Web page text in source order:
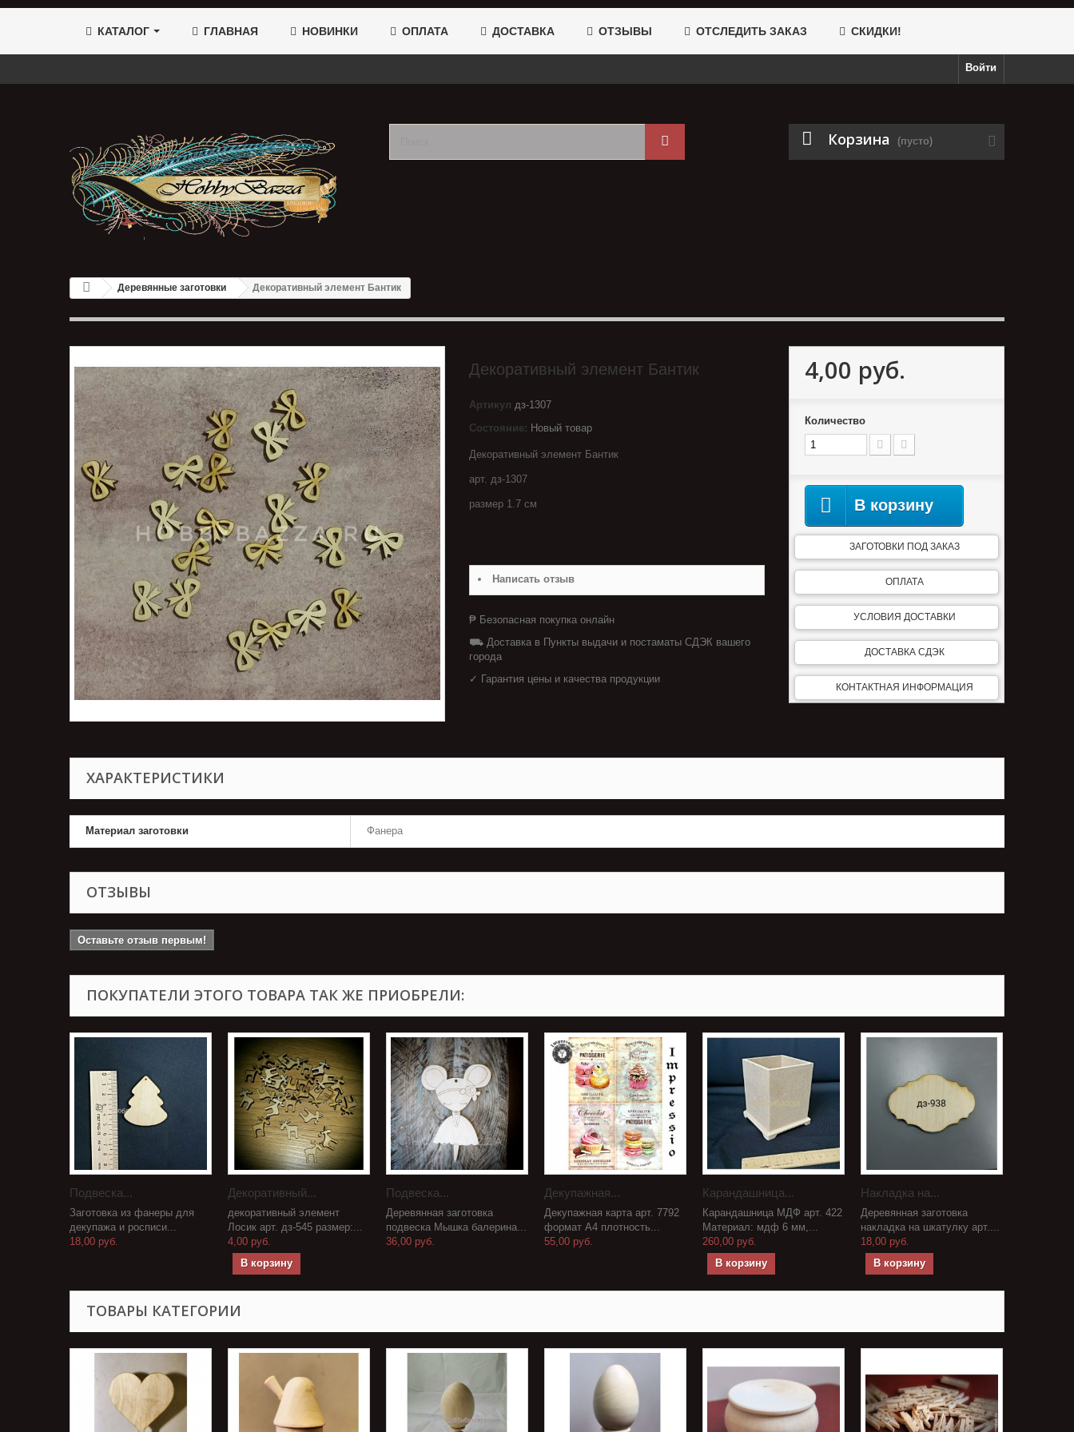
КАТАЛОГ ГЛАВНАЯ НОВИНКИ ОПЛАТА ДОСТАВКА ОТЗЫВЫ ОТСЛЕДИТЬ ЗАКАЗ СКИДКИ!
Войти
Корзина (пусто)
Деревянные заготовки Декоративный элемент Бантик
Декоративный элемент Бантик
Артикул дз-1307
Состояние: Новый товар
Декоративный элемент Бантик
арт. дз-1307
размер 1.7 см
Написать отзыв
₱ Безопасная покупка онлайн
⛟ Доставка в Пункты выдачи и постаматы СДЭК вашего
города
✓ Гарантия цены и качества продукции
4,00 руб.
Количество
В корзину
ЗАГОТОВКИ ПОД ЗАКАЗ
ОПЛАТА
УСЛОВИЯ ДОСТАВКИ
ДОСТАВКА СДЭК
КОНТАКТНАЯ ИНФОРМАЦИЯ
ХАРАКТЕРИСТИКИ
Материал заготовки Фанера
ОТЗЫВЫ
Оставьте отзыв первым!
ПОКУПАТЕЛИ ЭТОГО ТОВАРА ТАК ЖЕ ПРИОБРЕЛИ:
Подвеска...
Заготовка из фанеры для
декупажа и росписи...
18,00 руб.
Декоративный...
декоративный элемент
Лосик арт. дз-545 размер:...
4,00 руб.
В корзину
Подвеска...
Деревянная заготовка
подвеска Мышка балерина...
36,00 руб.
Декупажная...
Декупажная карта арт. 7792
формат А4 плотность...
55,00 руб.
Карандашница...
Карандашница МДФ арт. 422
Материал: мдф 6 мм,...
260,00 руб.
В корзину
Накладка на...
Деревянная заготовка
накладка на шкатулку арт....
18,00 руб.
В корзину
ТОВАРЫ КАТЕГОРИИ